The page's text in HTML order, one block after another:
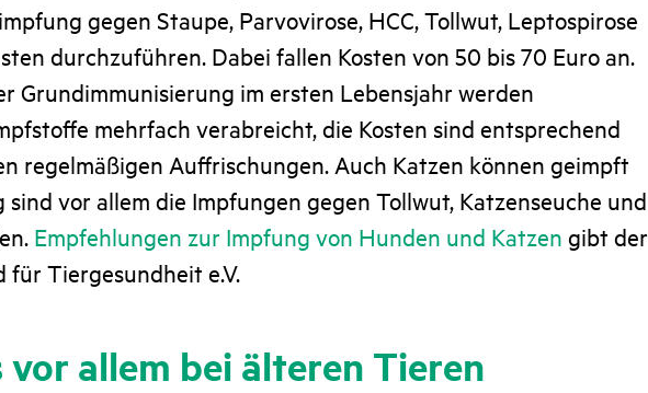
gegen Staupe, Parvovirose, HCC, Tollwut, Leptospirose
durchzuführen. Dabei fallen Kosten von 50 bis 70 Euro an.
Grundimmunisierung im ersten Lebensjahr werden
mehrfach verabreicht, die Kosten sind entsprechend
regelmäßigen Auffrischungen. Auch Katzen können geimpft
vor allem die Impfungen gegen Tollwut, Katzenseuche und
Empfehlungen zur Impfung von Hunden und Katzen gibt der
für Tiergesundheit e.V.
allem bei älteren Tieren